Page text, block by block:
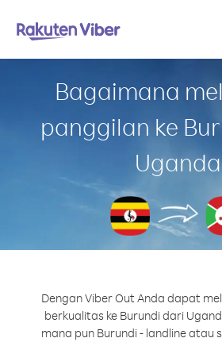
Bagaimana
panggilan ke
Uganda
Dengan Viber Out Anda dapat
berkualitas ke Burundi dari
mana pun Burundi - landline atau